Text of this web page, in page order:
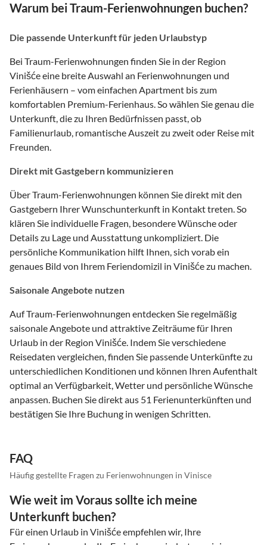
Warum bei Traum-Ferienwohnungen buchen?
Die passende Unterkunft für jeden Urlaubstyp
Bei Traum-Ferienwohnungen finden Sie in der Region
Vinišće eine breite Auswahl an Ferienwohnungen und
Ferienhäusern – vom einfachen Apartment bis zum
komfortablen Premium-Ferienhaus. So wählen Sie genau die
Unterkunft, die zu Ihren Bedürfnissen passt, ob
Familienurlaub, romantische Auszeit zu zweit oder Reise mit
Freunden.
Direkt mit Gastgebern kommunizieren
Über Traum-Ferienwohnungen können Sie direkt mit den
Gastgebern Ihrer Wunschunterkunft in Kontakt treten. So
klären Sie individuelle Fragen, besondere Wünsche oder
Details zu Lage und Ausstattung unkompliziert. Die
persönliche Kommunikation hilft Ihnen, sich vorab ein
genaues Bild von Ihrem Feriendomizil in Vinišće zu machen.
Saisonale Angebote nutzen
Auf Traum-Ferienwohnungen entdecken Sie regelmäßig
saisonale Angebote und attraktive Zeiträume für Ihren
Urlaub in der Region Vinišće. Indem Sie verschiedene
Reisedaten vergleichen, finden Sie passende Unterkünfte zu
unterschiedlichen Konditionen und können Ihren Aufenthalt
optimal an Verfügbarkeit, Wetter und persönliche Wünsche
anpassen. Buchen Sie direkt aus 51 Ferienunterkünften und
bestätigen Sie Ihre Buchung in wenigen Schritten.
FAQ
Häufig gestellte Fragen zu Ferienwohnungen in Vinisce
Wie weit im Voraus sollte ich meine
Unterkunft buchen?
Für einen Urlaub in Vinišće empfehlen wir, Ihre